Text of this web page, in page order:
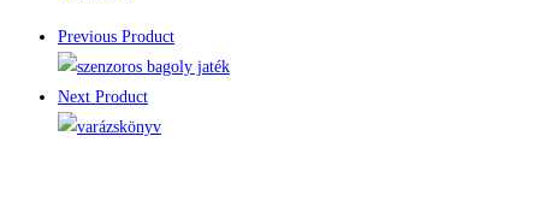
Previous Product
Next Product